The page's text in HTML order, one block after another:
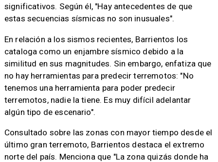
significativos. Según él, "Hay antecedentes de que
estas secuencias sísmicas no son inusuales".
En relación a los sismos recientes, Barrientos los
cataloga como un enjambre sísmico debido a la
similitud en sus magnitudes. Sin embargo, enfatiza que
no hay herramientas para predecir terremotos: "No
tenemos una herramienta para poder predecir
terremotos, nadie la tiene. Es muy difícil adelantar
algún tipo de escenario".
Consultado sobre las zonas con mayor tiempo desde el
último gran terremoto, Barrientos destaca el extremo
norte del país. Menciona que "La zona quizás donde ha